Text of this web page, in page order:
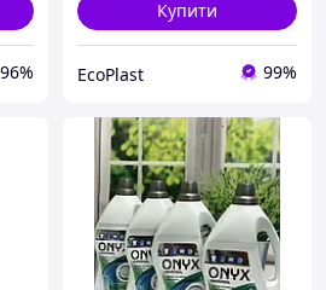
96%
Купити
EcoPlast 99%